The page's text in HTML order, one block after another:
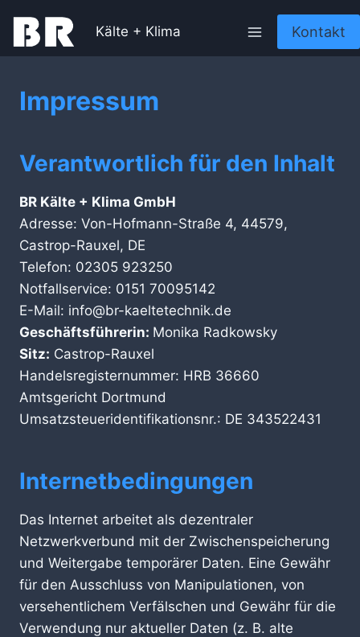
Inhalt
springen
Kälte + Klima Kontakt
Impressum
Verantwortlich für den Inhalt
BR Kälte + Klima GmbH
Adresse: Von-Hofmann-Straße 4, 44579,
Castrop-Rauxel, DE
Telefon: 02305 923250
Notfallservice: 0151 70095142
E-Mail: info@br-kaeltetechnik.de
Geschäftsführerin: Monika Radkowsky
Sitz: Castrop-Rauxel
Handelsregisternummer: HRB 36660
Amtsgericht Dortmund
Umsatzsteueridentifikationsnr.: DE 343522431
Internetbedingungen
Das Internet arbeitet als dezentraler
Netzwerkverbund mit der Zwischenspeicherung
und Weitergabe temporärer Daten. Eine Gewähr
für den Ausschluss von Manipulationen, von
versehentlichem Verfälschen und Gewähr für die
Verwendung nur aktueller Daten (z. B. alte